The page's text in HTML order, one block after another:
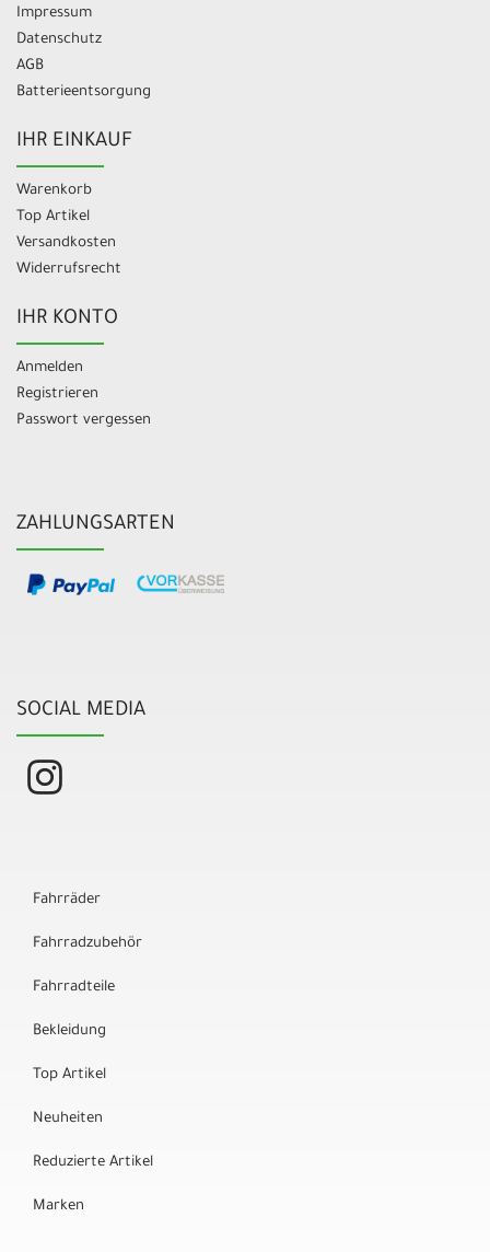
Impressum
Datenschutz
AGB
Batterieentsorgung
IHR EINKAUF
Warenkorb
Top Artikel
Versandkosten
Widerrufsrecht
IHR KONTO
Anmelden
Registrieren
Passwort vergessen
ZAHLUNGSARTEN
SOCIAL MEDIA
Fahrräder
Fahrradzubehör
Fahrradteile
Bekleidung
Top Artikel
Neuheiten
Reduzierte Artikel
Marken